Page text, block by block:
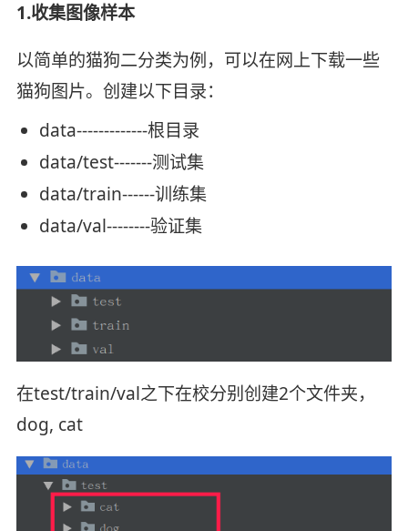
1.收集图像样本
以简单的猫狗二分类为例，可以在网上下载一些
猫狗图片。创建以下目录：
data-------------根目录
data/test-------测试集
data/train------训练集
data/val--------验证集
在test/train/val之下在校分别创建2个文件夹，
dog, cat